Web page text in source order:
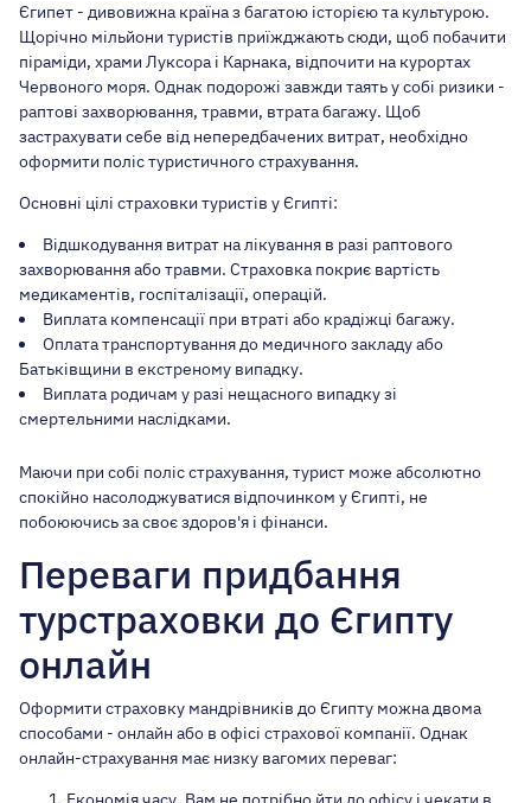
Єгипет - дивовижна країна з багатою історією та культурою.
Щорічно мільйони туристів приїжджають сюди, щоб побачити
піраміди, храми Луксора і Карнака, відпочити на курортах
Червоного моря. Однак подорожі завжди таять у собі ризики -
раптові захворювання, травми, втрата багажу. Щоб
застрахувати себе від непередбачених витрат, необхідно
оформити поліс туристичного страхування.
Основні цілі страховки туристів у Єгипті:
Відшкодування витрат на лікування в разі раптового
захворювання або травми. Страховка покриє вартість
медикаментів, госпіталізації, операцій.
Виплата компенсації при втраті або крадіжці багажу.
Оплата транспортування до медичного закладу або
Батьківщини в екстреному випадку.
Виплата родичам у разі нещасного випадку зі
смертельними наслідками.
Маючи при собі поліс страхування, турист може абсолютно
спокійно насолоджуватися відпочинком у Єгипті, не
побоюючись за своє здоров'я і фінанси.
Переваги придбання
турстраховки до Єгипту
онлайн
Оформити страховку мандрівників до Єгипту можна двома
способами - онлайн або в офісі страхової компанії. Однак
онлайн-страхування має низку вагомих переваг: